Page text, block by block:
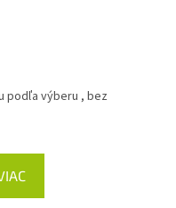
podľa výberu , bez